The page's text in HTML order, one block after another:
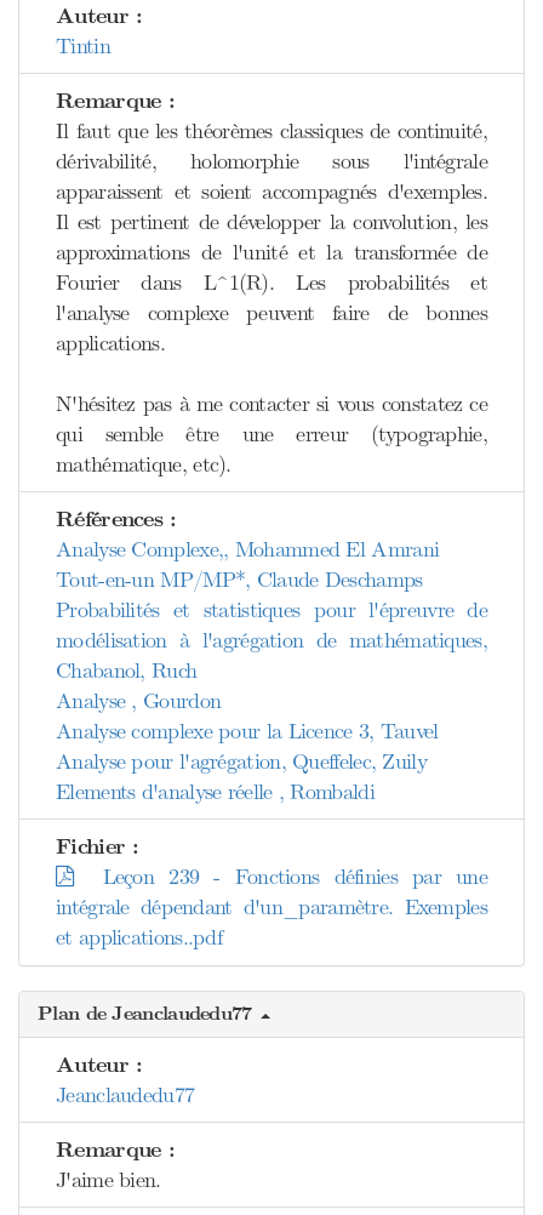
Auteur :
Tintin
Remarque :
Il faut que les théorèmes classiques de continuité,
dérivabilité, holomorphie sous l'intégrale
apparaissent et soient accompagnés d'exemples.
Il est pertinent de développer la convolution, les
approximations de l'unité et la transformée de
Fourier dans L^1(R). Les probabilités et
l'analyse complexe peuvent faire de bonnes
applications.
N'hésitez pas à me contacter si vous constatez ce
qui semble être une erreur (typographie,
mathématique, etc).
Références :
Analyse Complexe,, Mohammed El Amrani
Tout-en-un MP/MP*, Claude Deschamps
Probabilités et statistiques pour l'épreuvre de
modélisation à l'agrégation de mathématiques,
Chabanol, Ruch
Analyse , Gourdon
Analyse complexe pour la Licence 3, Tauvel
Analyse pour l'agrégation, Queffelec, Zuily
Elements d'analyse réelle , Rombaldi
Fichier :
Leçon 239 - Fonctions définies par une
intégrale dépendant d'un_paramètre. Exemples
et applications..pdf
Plan de Jeanclaudedu77
Auteur :
Jeanclaudedu77
Remarque :
J'aime bien.